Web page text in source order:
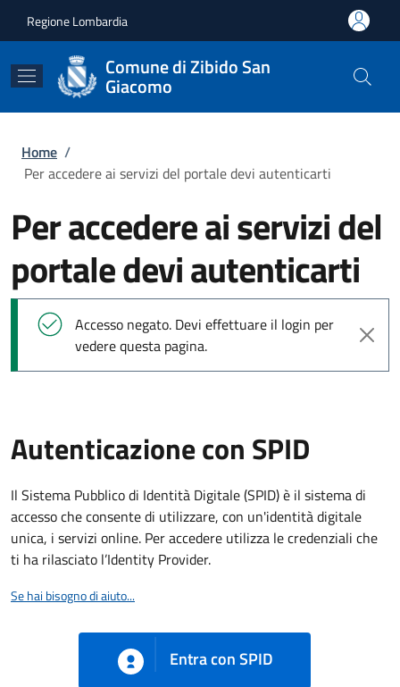
Regione Lombardia
Comune di Zibido San
Giacomo
Briciole di pane
Home /
Per accedere ai servizi del portale devi autenticarti
Per accedere ai servizi del
portale devi autenticarti
Messaggio di stato
Accesso negato. Devi effettuare il login per
vedere questa pagina.
Autenticazione con SPID
Il Sistema Pubblico di Identità Digitale (SPID) è il sistema di
accesso che consente di utilizzare, con un'identità digitale
unica, i servizi online. Per accedere utilizza le credenziali che
ti ha rilasciato l’Identity Provider.
Se hai bisogno di aiuto...
Entra con SPID